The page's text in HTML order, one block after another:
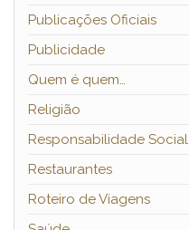
Publicações Oficiais
Publicidade
Quem é quem…
Religião
Responsabilidade Social
Restaurantes
Roteiro de Viagens